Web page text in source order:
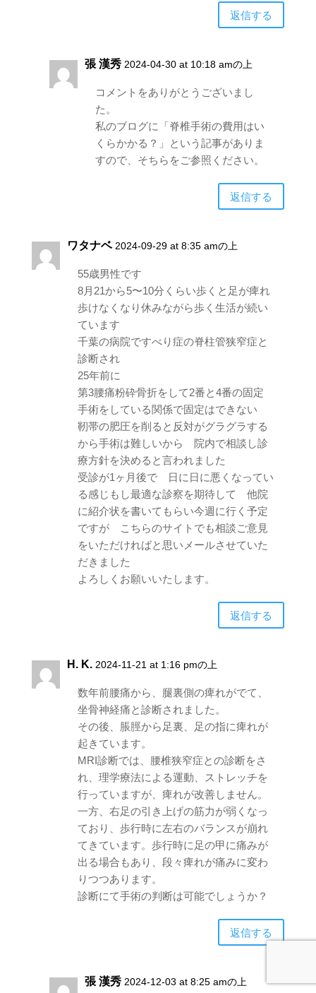
返信する
張 漢秀 2024-04-30 at 10:18 amの上
コメントをありがとうございまし
た。
私のブログに「脊椎手術の費用はい
くらかかる？」という記事がありま
すので、そちらをご参照ください。
返信する
ワタナベ 2024-09-29 at 8:35 amの上
55歳男性です
8月21から5〜10分くらい歩くと足が痺れ
歩けなくなり休みながら歩く生活が続い
ています
千葉の病院ですべり症の脊柱管狭窄症と
診断され
25年前に
第3腰痛粉砕骨折をして2番と4番の固定
手術をしている関係で固定はできない
靭帯の肥圧を削ると反対がグラグラする
から手術は難しいから 院内で相談し診
療方針を決めると言われました
受診が1ヶ月後で 日に日に悪くなってい
る感じもし最適な診察を期待して 他院
に紹介状を書いてもらい今週に行く予定
ですが こちらのサイトでも相談ご意見
をいただければと思いメールさせていた
だきました
よろしくお願いいたします。
返信する
H. K. 2024-11-21 at 1:16 pmの上
数年前腰痛から、腿裏側の痺れがでて、
坐骨神経痛と診断されました。
その後、脹脛から足裏、足の指に痺れが
起きています。
MRI診断では、腰椎狭窄症との診断をさ
れ、理学療法による運動、ストレッチを
行っていますが、痺れが改善しません。
一方、右足の引き上げの筋力が弱くなっ
ており、歩行時に左右のバランスが崩れ
てきています。歩行時に足の甲に痛みが
出る場合もあり、段々痺れが痛みに変わ
りつつあります。
診断にて手術の判断は可能でしょうか？
返信する
張 漢秀 2024-12-03 at 8:25 amの上